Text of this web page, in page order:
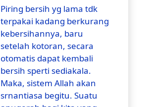
Piring bersih yg lama tdk
terpakai kadang berkurang
kebersihannya, baru
setelah kotoran, secara
otomatis dapat kembali
bersih sperti sediakala.
Maka, sistem Allah akan
srnantiasa begitu. Suatu